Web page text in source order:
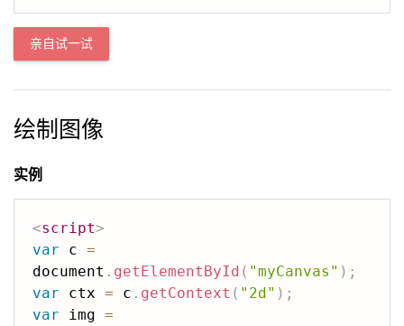
亲自试一试
绘制图像
实例
<script>
var c =
document . getElementById ( "myCanvas" ) ;
var ctx = c . getContext ( "2d" ) ;
var img =